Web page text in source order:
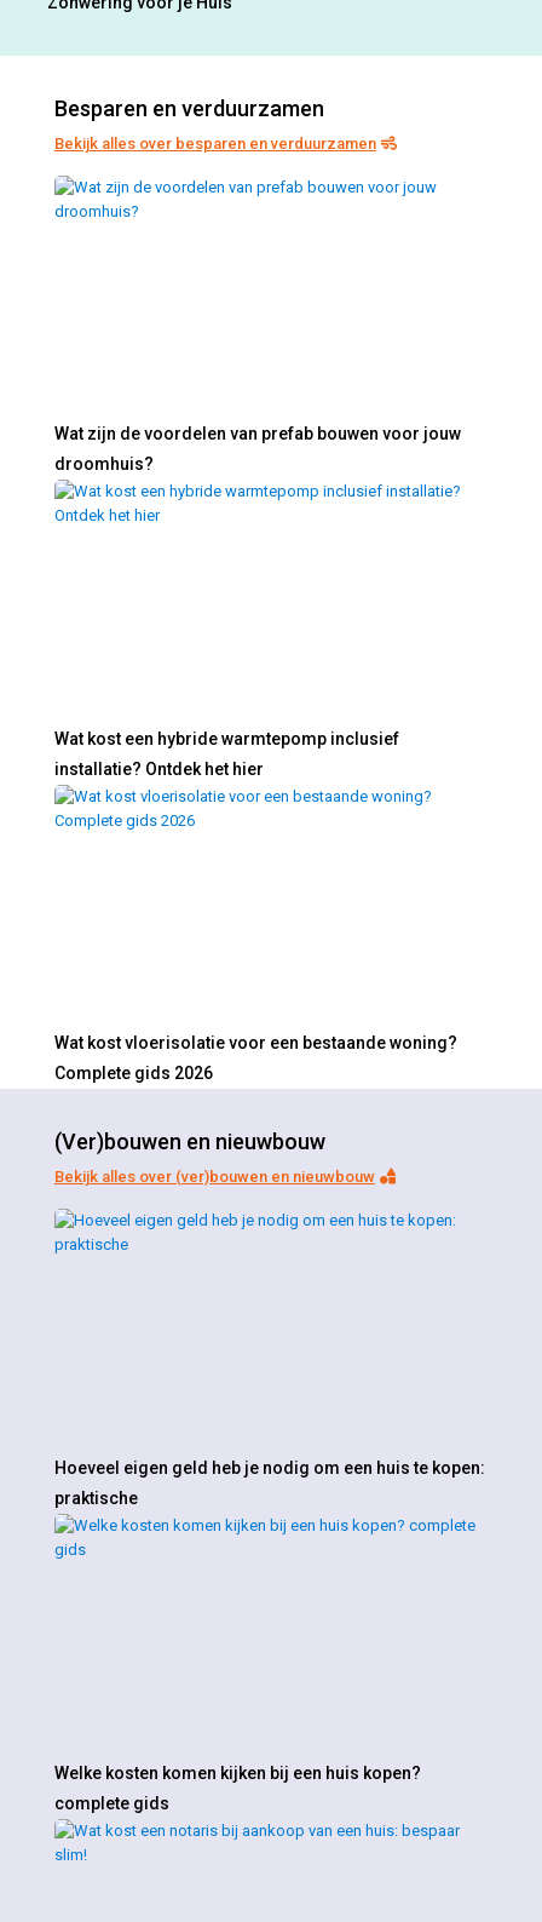
Besparen en verduurzamen
Bekijk alles over besparen en verduurzamen
Wat zijn de voordelen van prefab bouwen voor jouw
droomhuis?
Wat kost een hybride warmtepomp inclusief
installatie? Ontdek het hier
Wat kost vloerisolatie voor een bestaande woning?
Complete gids 2026
(Ver)bouwen en nieuwbouw
Bekijk alles over (ver)bouwen en nieuwbouw
Hoeveel eigen geld heb je nodig om een huis te kopen:
praktische
Welke kosten komen kijken bij een huis kopen?
complete gids